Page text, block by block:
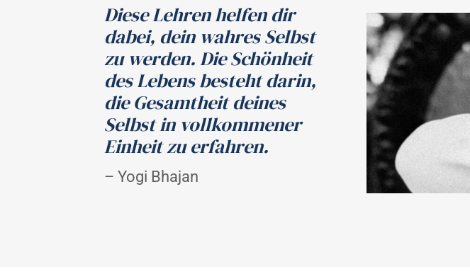
Diese Lehren helfen dir
dabei, dein wahres Selbst
zu werden. Die Schönheit
des Lebens besteht darin,
die Gesamtheit deines
Selbst in vollkommener
Einheit zu erfahren.
– Yogi Bhajan